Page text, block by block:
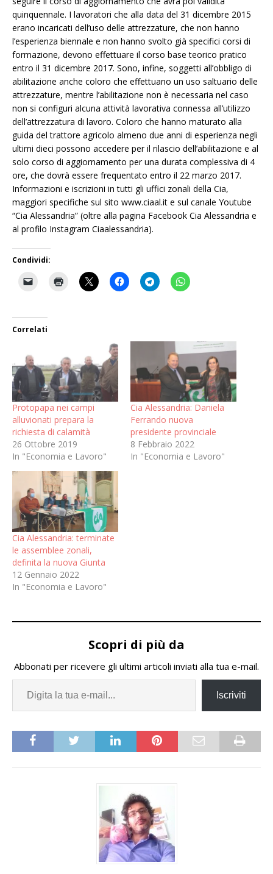
quinquennale. I lavoratori che alla data del 31 dicembre 2015
erano incaricati dell’uso delle attrezzature, che non hanno
l’esperienza biennale e non hanno svolto già specifici corsi di
formazione, devono effettuare il corso base teorico pratico
entro il 31 dicembre 2017. Sono, infine, soggetti all’obbligo di
abilitazione anche coloro che effettuano un uso saltuario delle
attrezzature, mentre l’abilitazione non è necessaria nel caso
non si configuri alcuna attività lavorativa connessa all’utilizzo
dell’attrezzatura di lavoro. Coloro che hanno maturato alla
guida del trattore agricolo almeno due anni di esperienza negli
ultimi dieci possono accedere per il rilascio dell’abilitazione e al
solo corso di aggiornamento per una durata complessiva di 4
ore, che dovrà essere frequentato entro il 22 marzo 2017.
Informazioni e iscrizioni in tutti gli uffici zonali della Cia,
maggiori specifiche sul sito www.ciaal.it e sul canale Youtube
“Cia Alessandria” (oltre alla pagina Facebook Cia Alessandria e
al profilo Instagram Ciaalessandria).
Condividi:
Correlati
Protopapa nei campi
alluvionati prepara la
richiesta di calamità
26 Ottobre 2019
In "Economia e Lavoro"
Cia Alessandria: Daniela
Ferrando nuova
presidente provinciale
8 Febbraio 2022
In "Economia e Lavoro"
Cia Alessandria: terminate
le assemblee zonali,
definita la nuova Giunta
12 Gennaio 2022
In "Economia e Lavoro"
Scopri di più da
Abbonati per ricevere gli ultimi articoli inviati alla tua e-mail.
Iscriviti